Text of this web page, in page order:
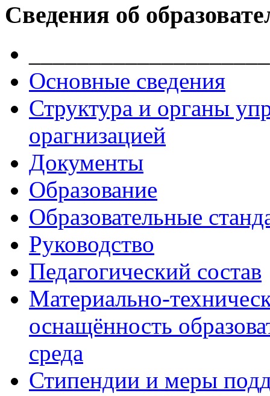
Сведения об
Основные сведения
Структура и органы
орагнизацией
Документы
Образование
Образовательные
Руководство
Педагогический состав
Материально-
оснащённость
среда
Стипендии и меры